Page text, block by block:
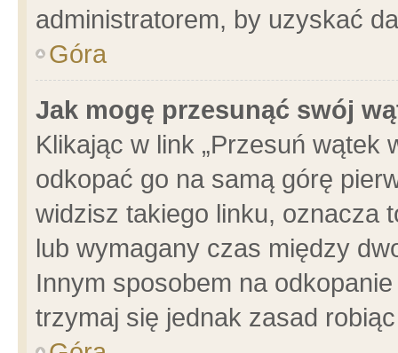
administratorem, by uzyskać
Góra
Jak mogę przesunąć swój
Klikając w link „Przesuń wątek
odkopać go na samą górę
widzisz takiego linku, oznacza
lub wymagany czas między
Innym sposobem na
trzymaj się jednak zasad